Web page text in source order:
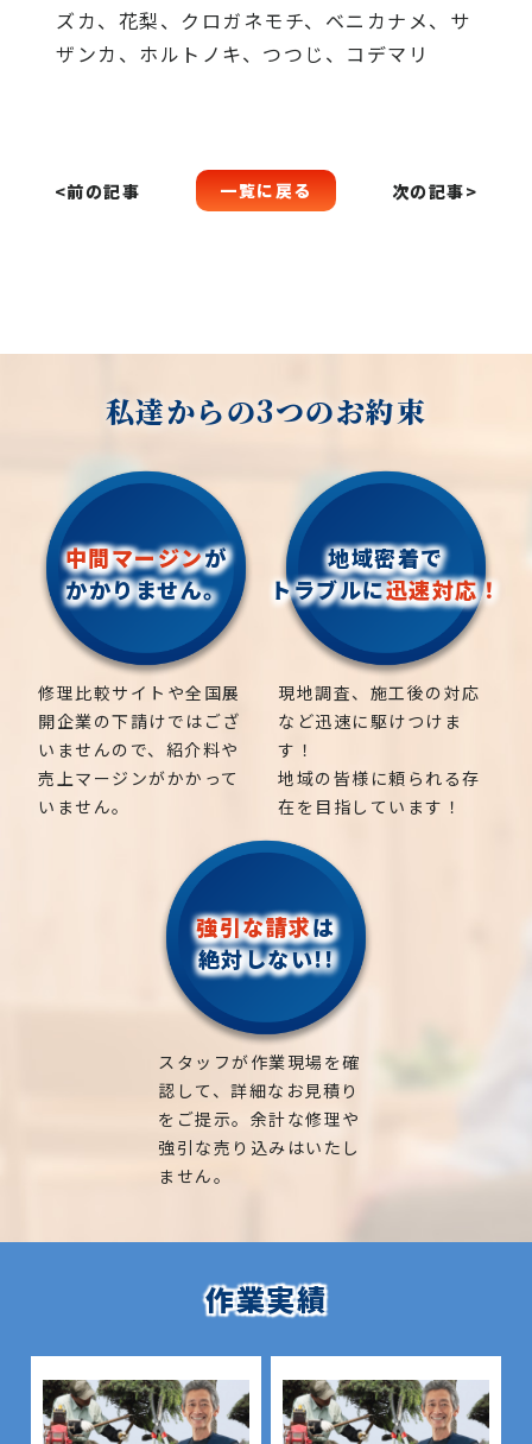
ズカ、花梨、クロガネモチ、ベニカナメ、サ
ザンカ、ホルトノキ、つつじ、コデマリ
<前の記事 一覧に戻る 次の記事>
私達からの3つのお約束
中間マージンが
かかりません。
修理比較サイトや全国展
開企業の下請けではござ
いませんので、紹介料や
売上マージンがかかって
いません。
地域密着で
トラブルに迅速対応！
現地調査、施工後の対応
など迅速に駆けつけま
す！
地域の皆様に頼られる存
在を目指しています！
強引な請求は
絶対しない!!
スタッフが作業現場を確
認して、詳細なお見積り
をご提示。余計な修理や
強引な売り込みはいたし
ません。
作業実績